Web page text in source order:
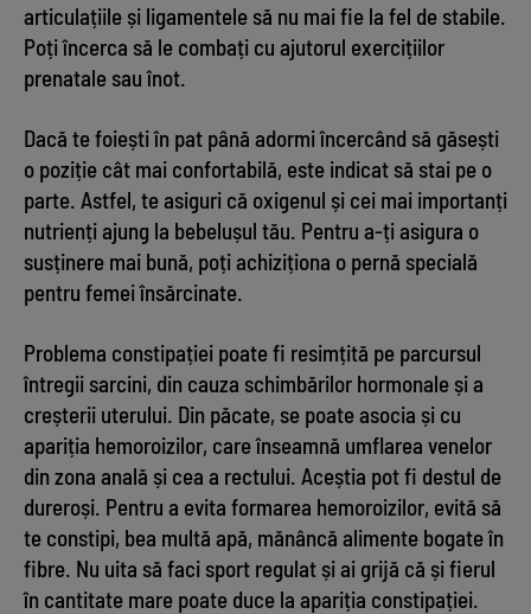
articulațiile și ligamentele să nu mai fie la fel de stabile.
Poți încerca să le combați cu ajutorul exercițiilor
prenatale sau înot.
Dacă te foiești în pat până adormi încercând să găsești
o poziție cât mai confortabilă, este indicat să stai pe o
parte. Astfel, te asiguri că oxigenul și cei mai importanți
nutrienți ajung la bebelușul tău. Pentru a-ți asigura o
susținere mai bună, poți achiziționa o pernă specială
pentru femei însărcinate.
Problema constipației poate fi resimțită pe parcursul
întregii sarcini, din cauza schimbărilor hormonale și a
creșterii uterului. Din păcate, se poate asocia și cu
apariția hemoroizilor, care înseamnă umflarea venelor
din zona anală și cea a rectului. Aceștia pot fi destul de
dureroși. Pentru a evita formarea hemoroizilor, evită să
te constipi, bea multă apă, mănâncă alimente bogate în
fibre. Nu uita să faci sport regulat și ai grijă că și fierul
în cantitate mare poate duce la apariția constipației.